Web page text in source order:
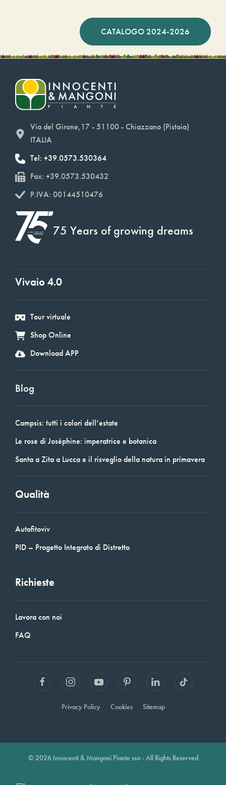
CATALOGO 2024-2026
Via del Girone,17 - 51100 - Chiazzano (Pistoia)
ITALIA
Tel: +39.0573.530364
Fax: +39.0573.530432
P.IVA: 00144510476
75 Years of growing dreams
Vivaio 4.0
Tour virtuale
Shop Online
Download APP
Blog
Campsis: tutti i colori dell’estate
Le rose di Joséphine: imperatrice e botanica
Santa a Zita a Lucca e il risveglio della natura in primavera
Qualità
Autofitoviv
PID – Progetto Integrato di Distretto
Richieste
Lavora con noi
FAQ
Privacy Policy Cookies Sitemap
© 2026 Innocenti & Mangoni Piante ssa - All Rights Reserved